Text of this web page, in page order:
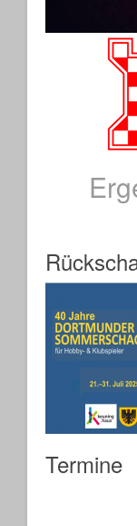
Termine